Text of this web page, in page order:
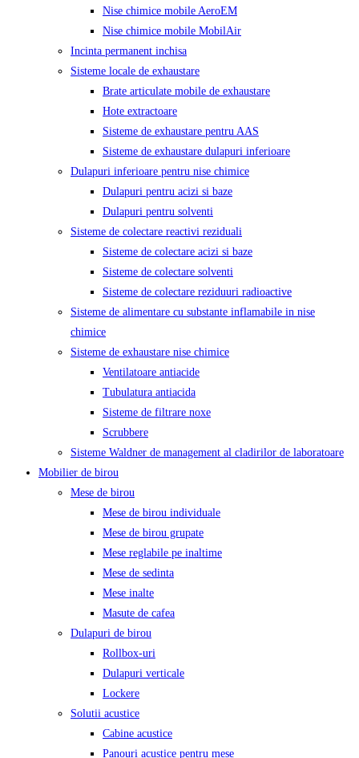
Nise chimice mobile AeroEM
Nise chimice mobile MobilAir
Incinta permanent inchisa
Sisteme locale de exhaustare
Brate articulate mobile de exhaustare
Hote extractoare
Sisteme de exhaustare pentru AAS
Sisteme de exhaustare dulapuri inferioare
Dulapuri inferioare pentru nise chimice
Dulapuri pentru acizi si baze
Dulapuri pentru solventi
Sisteme de colectare reactivi reziduali
Sisteme de colectare acizi si baze
Sisteme de colectare solventi
Sisteme de colectare reziduuri radioactive
Sisteme de alimentare cu substante inflamabile in nise
chimice
Sisteme de exhaustare nise chimice
Ventilatoare antiacide
Tubulatura antiacida
Sisteme de filtrare noxe
Scrubbere
Sisteme Waldner de management al cladirilor de laboratoare
Mobilier de birou
Mese de birou
Mese de birou individuale
Mese de birou grupate
Mese reglabile pe inaltime
Mese de sedinta
Mese inalte
Masute de cafea
Dulapuri de birou
Rollbox-uri
Dulapuri verticale
Lockere
Solutii acustice
Cabine acustice
Panouri acustice pentru mese